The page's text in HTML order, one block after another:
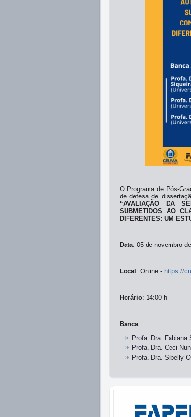
O Programa de Pós-
de defesa de
“AVALIAÇÃO DA
SUBMETIDOS AO
DIFERENTES: UM
Data: 05 de novembro
Local : Online - https://
Horário: 14:00 h
Banca:
Profa. Dra. Fabiana
Profa. Dra. Ceci
Profa. Dra. Sibelly